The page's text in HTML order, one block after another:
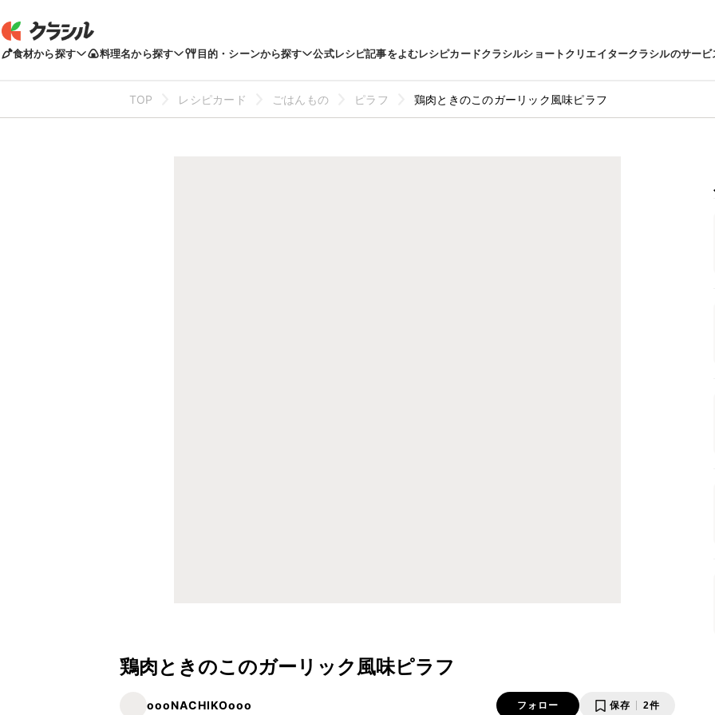
食材から探す 料理名から探す 目的・シーンから探す 公式レシピ記事をよむレシピカードクラシルショートクリエイタークラシルのサービ
TOP レシピカード ごはんもの ピラフ 鶏肉ときのこのガーリック風味ピラフ
鶏肉ときのこのガーリック風味ピラフ
oooNACHIKOooo フォロー 保存 2件